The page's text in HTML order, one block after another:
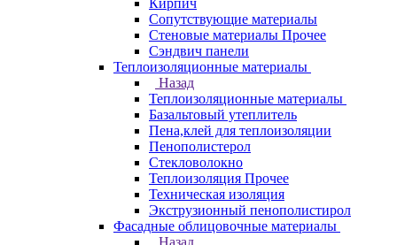
Кирпич
Сопутствующие материалы
Стеновые материалы Прочее
Сэндвич панели
Теплоизоляционные материалы
Назад
Теплоизоляционные материалы
Базальтовый утеплитель
Пена,клей для теплоизоляции
Пенополистерол
Стекловолокно
Теплоизоляция Прочее
Техническая изоляция
Экструзионный пенополистирол
Фасадные облицовочные материалы
Назад